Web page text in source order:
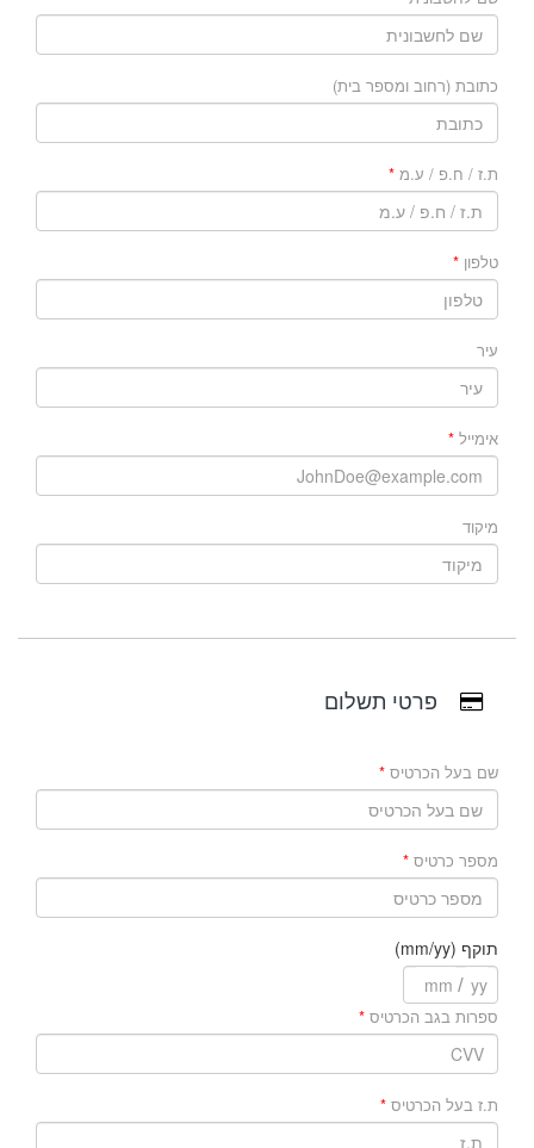
כתובת (רחוב ומספר בית)
ת.ז / ח.פ / ע.מ
טלפון
עיר
אימייל
מיקוד
פרטי תשלום
שם בעל הכרטיס
מספר כרטיס
תוקף (mm/yy)
/
ספרות בגב הכרטיס
ת.ז בעל הכרטיס